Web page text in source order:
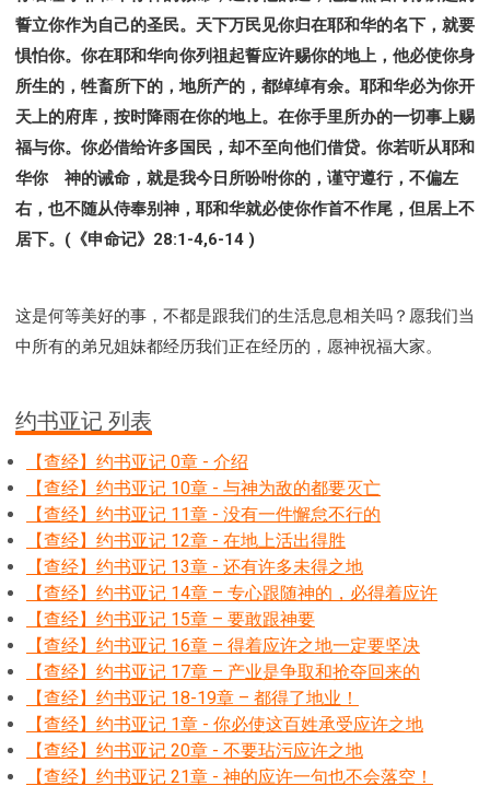
誓立你作为自己的圣民。天下万民见你归在耶和华的名下，就要
惧怕你。你在耶和华向你列祖起誓应许赐你的地上，他必使你身
所生的，牲畜所下的，地所产的，都绰绰有余。耶和华必为你开
天上的府库，按时降雨在你的地上。在你手里所办的一切事上赐
福与你。你必借给许多国民，却不至向他们借贷。你若听从耶和
华你 神的诫命，就是我今日所吩咐你的，谨守遵行，不偏左
右，也不随从侍奉别神，耶和华就必使你作首不作尾，但居上不
居下。(《申命记》28:1-4,6-14 )
这是何等美好的事，不都是跟我们的生活息息相关吗？愿我们当
中所有的弟兄姐妹都经历我们正在经历的，愿神祝福大家。
约书亚记 列表
【查经】约书亚记 0章 - 介绍
【查经】约书亚记 10章 - 与神为敌的都要灭亡
【查经】约书亚记 11章 - 没有一件懈怠不行的
【查经】约书亚记 12章 - 在地上活出得胜
【查经】约书亚记 13章 - 还有许多未得之地
【查经】约书亚记 14章 – 专心跟随神的，必得着应许
【查经】约书亚记 15章 – 要敢跟神要
【查经】约书亚记 16章 – 得着应许之地一定要坚决
【查经】约书亚记 17章 – 产业是争取和抢夺回来的
【查经】约书亚记 18-19章 – 都得了地业！
【查经】约书亚记 1章 - 你必使这百姓承受应许之地
【查经】约书亚记 20章 - 不要玷污应许之地
【查经】约书亚记 21章 - 神的应许一句也不会落空！